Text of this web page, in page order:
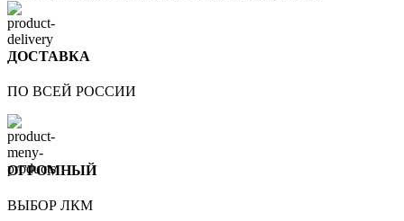
ДОСТАВКА
ПО ВСЕЙ РОССИИ
ОГРОМНЫЙ
ВЫБОР ЛКМ